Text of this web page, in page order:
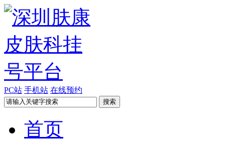
PC站 手机站 在线预约
首页